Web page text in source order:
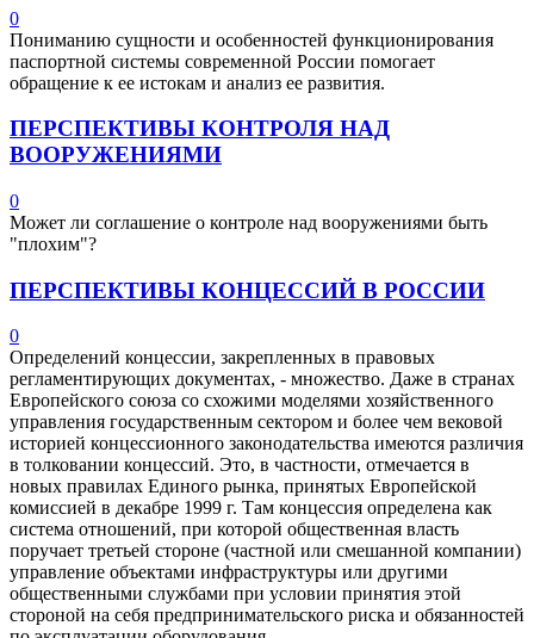
0
Пониманию сущности и особенностей функционирования
паспортной системы современной России помогает
обращение к ее истокам и анализ ее развития.
ПЕРСПЕКТИВЫ КОНТРОЛЯ НАД
ВООРУЖЕНИЯМИ
0
Может ли соглашение о контроле над вооружениями быть
"плохим"?
ПЕРСПЕКТИВЫ КОНЦЕССИЙ В РОССИИ
0
Определений концессии, закрепленных в правовых
регламентирующих документах, - множество. Даже в странах
Европейского союза со схожими моделями хозяйственного
управления государственным сектором и более чем вековой
историей концессионного законодательства имеются различия
в толковании концессий. Это, в частности, отмечается в
новых правилах Единого рынка, принятых Европейской
комиссией в декабре 1999 г. Там концессия определена как
система отношений, при которой общественная власть
поручает третьей стороне (частной или смешанной компании)
управление объектами инфраструктуры или другими
общественными службами при условии принятия этой
стороной на себя предпринимательского риска и обязанностей